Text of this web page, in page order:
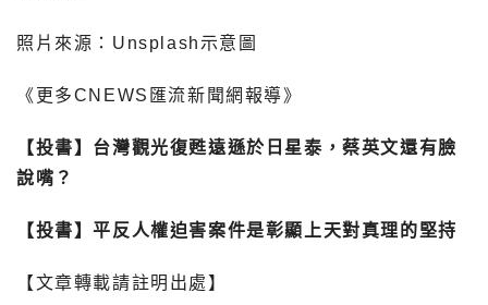
照片來源：Unsplash示意圖
《更多CNEWS匯流新聞網報導》
【投書】台灣觀光復甦遠遜於日星泰，蔡英文還有臉
說嘴？
【投書】平反人權迫害案件是彰顯上天對真理的堅持
【文章轉載請註明出處】